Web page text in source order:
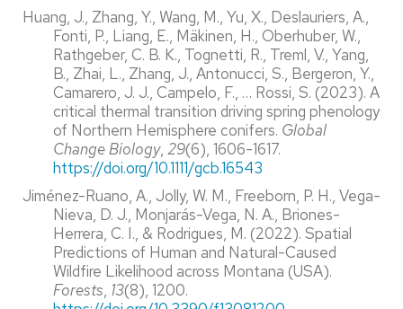
Huang, J., Zhang, Y., Wang, M., Yu, X., Deslauriers, A.,
Fonti, P., Liang, E., Mäkinen, H., Oberhuber, W.,
Rathgeber, C. B. K., Tognetti, R., Treml, V., Yang,
B., Zhai, L., Zhang, J., Antonucci, S., Bergeron, Y.,
Camarero, J. J., Campelo, F., … Rossi, S. (2023). A
critical thermal transition driving spring phenology
of Northern Hemisphere conifers. Global
Change Biology, 29(6), 1606-1617.
https://doi.org/10.1111/gcb.16543
Jiménez-Ruano, A., Jolly, W. M., Freeborn, P. H., Vega-
Nieva, D. J., Monjarás-Vega, N. A., Briones-
Herrera, C. I., & Rodrigues, M. (2022). Spatial
Predictions of Human and Natural-Caused
Wildfire Likelihood across Montana (USA).
Forests, 13(8), 1200.